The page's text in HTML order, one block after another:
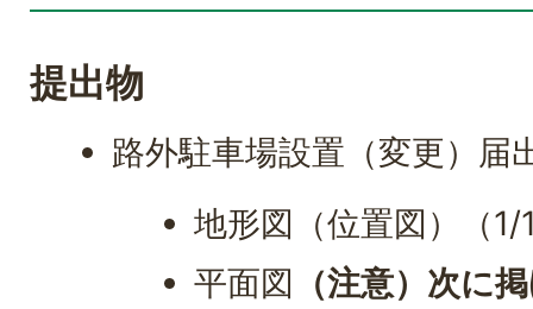
提出物
路外駐車場設置（変更）届
地形図（位置図）（
平面図 （注意）次に